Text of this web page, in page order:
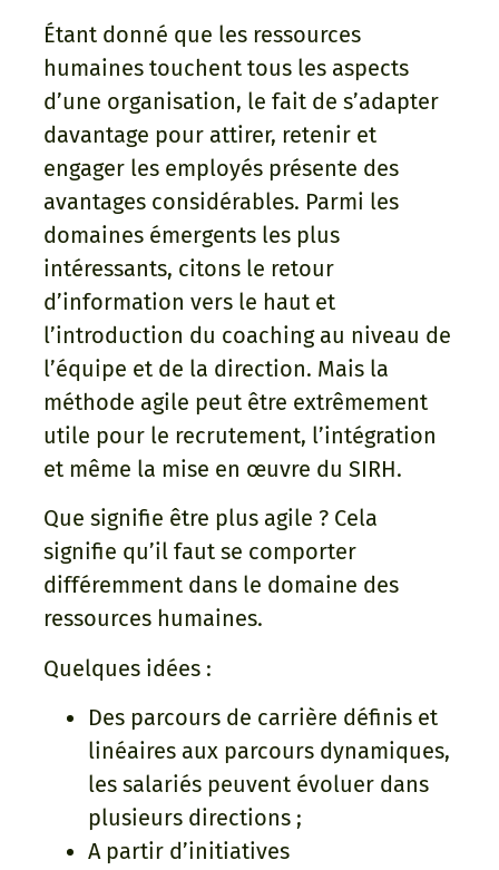
Étant donné que les ressources
humaines touchent tous les aspects
d’une organisation, le fait de s’adapter
davantage pour attirer, retenir et
engager les employés présente des
avantages considérables. Parmi les
domaines émergents les plus
intéressants, citons le retour
d’information vers le haut et
l’introduction du coaching au niveau de
l’équipe et de la direction. Mais la
méthode agile peut être extrêmement
utile pour le recrutement, l’intégration
et même la mise en œuvre du SIRH.
Que signifie être plus agile ? Cela
signifie qu’il faut se comporter
différemment dans le domaine des
ressources humaines.
Quelques idées :
Des parcours de carrière définis et
linéaires aux parcours dynamiques,
les salariés peuvent évoluer dans
plusieurs directions ;
A partir d’initiatives